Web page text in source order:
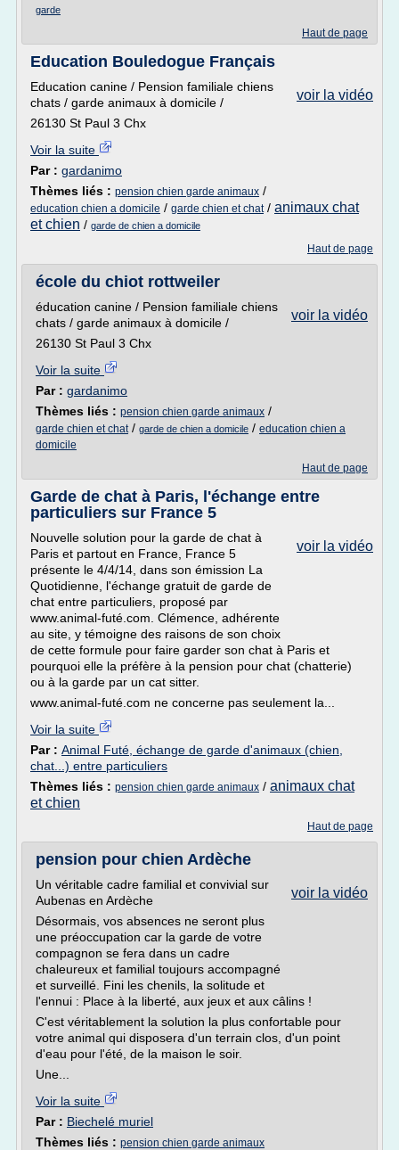
garde
Haut de page
Education Bouledogue Français
voir la vidéo
Education canine / Pension familiale chiens
chats / garde animaux à domicile /
26130 St Paul 3 Chx
Voir la suite
Par : gardanimo
Thèmes liés : pension chien garde animaux /
education chien a domicile / garde chien et chat/ animaux chat
et chien / garde de chien a domicile
Haut de page
école du chiot rottweiler
voir la vidéo
éducation canine / Pension familiale chiens
chats / garde animaux à domicile /
26130 St Paul 3 Chx
Voir la suite
Par : gardanimo
Thèmes liés : pension chien garde animaux /
garde chien et chat/ garde de chien a domicile / education chien a
domicile
Haut de page
Garde de chat à Paris, l'échange entre
particuliers sur France 5
voir la vidéo
Nouvelle solution pour la garde de chat à
Paris et partout en France, France 5
présente le 4/4/14, dans son émission La
Quotidienne, l'échange gratuit de garde de
chat entre particuliers, proposé par
www.animal-futé.com. Clémence, adhérente
au site, y témoigne des raisons de son choix
de cette formule pour faire garder son chat à Paris et
pourquoi elle la préfère à la pension pour chat (chatterie)
ou à la garde par un cat sitter.
www.animal-futé.com ne concerne pas seulement la...
Voir la suite
Par : Animal Futé, échange de garde d'animaux (chien,
chat...) entre particuliers
Thèmes liés : pension chien garde animaux / animaux chat
et chien
Haut de page
pension pour chien Ardèche
voir la vidéo
Un véritable cadre familial et convivial sur
Aubenas en Ardèche
Désormais, vos absences ne seront plus
une préoccupation car la garde de votre
compagnon se fera dans un cadre
chaleureux et familial toujours accompagné
et surveillé. Fini les chenils, la solitude et
l'ennui : Place à la liberté, aux jeux et aux câlins !
C'est véritablement la solution la plus confortable pour
votre animal qui disposera d'un terrain clos, d'un point
d'eau pour l'été, de la maison le soir.
Une...
Voir la suite
Par : Biechelé muriel
Thèmes liés : pension chien garde animaux